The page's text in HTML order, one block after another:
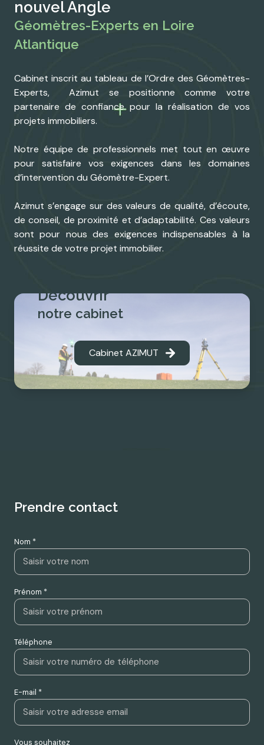
création
de
terrain à
division
cadastrale
biens
immobilier
nos
tarifs
nous
découvrir
notre cabinet
Cabinet AZIMUT
nouvel Angle
Géomètres-Experts en Loire
Atlantique
Cabinet inscrit au tableau de l’Ordre des Géomètres-
Experts, Azimut se positionne comme votre
partenaire de confiance pour la réalisation de vos
projets immobiliers.
Notre équipe de professionnels met tout en œuvre
pour satisfaire vos exigences dans les domaines
d’intervention du Géomètre-Expert.
Azimut s’engage sur des valeurs de qualité, d’écoute,
de conseil, de proximité et d’adaptabilité. Ces valeurs
sont pour nous des exigences indispensables à la
réussite de votre projet immobilier.
Prendre contact
Nom *
Prénom *
Téléphone
E-mail *
Vous souhaitez